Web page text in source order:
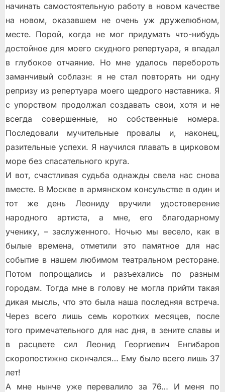
начинать самостоятельную работу в новом качестве
на новом, оказавшем не очень уж дружелюбном,
месте. Порой, когда не мог придумать что-нибудь
достойное для моего скудного репертуара, я впадал
в глубокое отчаяние. Но мне удалось перебороть
заманчивый соблазн: я не стал повторять ни одну
репризу из репертуара моего щедрого наставника. Я
с упорством продолжал создавать свои, хотя и не
всегда совершенные, но собственные номера.
Последовали мучительные провалы и, наконец,
разительные успехи. Я научился плавать в цирковом
море без спасательного круга.
И вот, счастливая судьба однажды свела нас снова
вместе. В Москве в армянском консульстве в один и
тот же день Леониду вручили удостоверение
народного артиста, а мне, его благодарному
ученику, – заслуженного. Ночью мы весело, как в
былые времена, отметили это памятное для нас
событие в нашем любимом театральном ресторане.
Потом попрощались и разъехались по разным
городам. Тогда мне в голову не могла прийти такая
дикая мысль, что это была наша последняя встреча.
Через всего лишь семь коротких месяцев, после
того примечательного для нас дня, в зените славы и
в расцвете сил Леонид Георгиевич Енгибаров
скоропостижно скончался… Ему было всего лишь 37
лет!
А мне нынче уже перевалило за 76… И меня по